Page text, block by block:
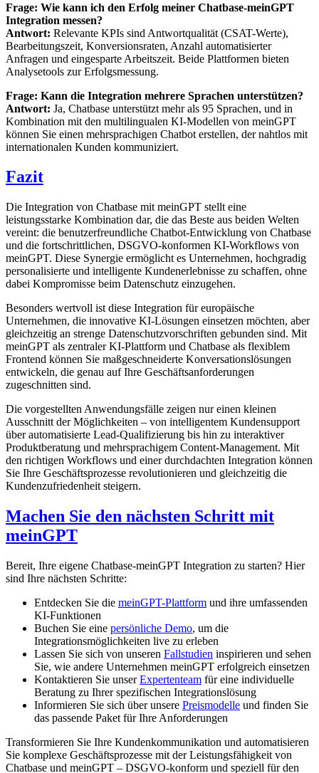
Frage: Wie kann ich den Erfolg meiner Chatbase-meinGPT
Integration messen?
Antwort: Relevante KPIs sind Antwortqualität (CSAT-Werte),
Bearbeitungszeit, Konversionsraten, Anzahl automatisierter
Anfragen und eingesparte Arbeitszeit. Beide Plattformen bieten
Analysetools zur Erfolgsmessung.
Frage: Kann die Integration mehrere Sprachen unterstützen?
Antwort: Ja, Chatbase unterstützt mehr als 95 Sprachen, und in
Kombination mit den multilingualen KI-Modellen von meinGPT
können Sie einen mehrsprachigen Chatbot erstellen, der nahtlos mit
internationalen Kunden kommuniziert.
Fazit
Die Integration von Chatbase mit meinGPT stellt eine
leistungsstarke Kombination dar, die das Beste aus beiden Welten
vereint: die benutzerfreundliche Chatbot-Entwicklung von Chatbase
und die fortschrittlichen, DSGVO-konformen KI-Workflows von
meinGPT. Diese Synergie ermöglicht es Unternehmen, hochgradig
personalisierte und intelligente Kundenerlebnisse zu schaffen, ohne
dabei Kompromisse beim Datenschutz einzugehen.
Besonders wertvoll ist diese Integration für europäische
Unternehmen, die innovative KI-Lösungen einsetzen möchten, aber
gleichzeitig an strenge Datenschutzvorschriften gebunden sind. Mit
meinGPT als zentraler KI-Plattform und Chatbase als flexiblem
Frontend können Sie maßgeschneiderte Konversationslösungen
entwickeln, die genau auf Ihre Geschäftsanforderungen
zugeschnitten sind.
Die vorgestellten Anwendungsfälle zeigen nur einen kleinen
Ausschnitt der Möglichkeiten – von intelligentem Kundensupport
über automatisierte Lead-Qualifizierung bis hin zu interaktiver
Produktberatung und mehrsprachigem Content-Management. Mit
den richtigen Workflows und einer durchdachten Integration können
Sie Ihre Geschäftsprozesse revolutionieren und gleichzeitig die
Kundenzufriedenheit steigern.
Machen Sie den nächsten Schritt mit
meinGPT
Bereit, Ihre eigene Chatbase-meinGPT Integration zu starten? Hier
sind Ihre nächsten Schritte:
Entdecken Sie die meinGPT-Plattform und ihre umfassenden
KI-Funktionen
Buchen Sie eine persönliche Demo, um die
Integrationsmöglichkeiten live zu erleben
Lassen Sie sich von unseren Fallstudien inspirieren und sehen
Sie, wie andere Unternehmen meinGPT erfolgreich einsetzen
Kontaktieren Sie unserExpertenteam für eine individuelle
Beratung zu Ihrer spezifischen Integrationslösung
Informieren Sie sich über unsere Preismodelle und finden Sie
das passende Paket für Ihre Anforderungen
Transformieren Sie Ihre Kundenkommunikation und automatisieren
Sie komplexe Geschäftsprozesse mit der Leistungsfähigkeit von
Chatbase und meinGPT – DSGVO-konform und speziell für den